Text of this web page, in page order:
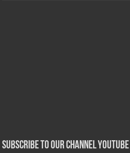
Subscribe to our Channel Youtube